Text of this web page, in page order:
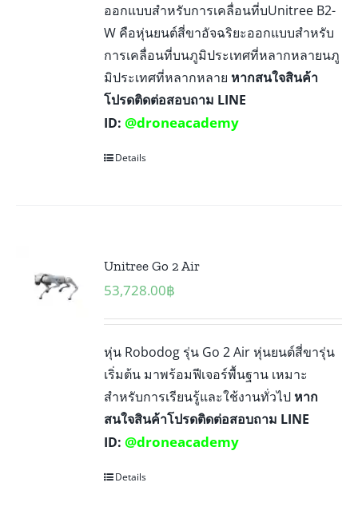
ออกแบบสำหรับการเคลื่อนที่บUnitree B2-
W คือหุ่นยนต์สี่ขาอัจฉริยะออกแบบสำหรับ
การเคลื่อนที่บนภูมิประเทศที่หลากหลายนภู
มิประเทศที่หลากหลาย หากสนใจสินค้า
โปรดติดต่อสอบถาม LINE
ID:@droneacademy
Details
Unitree Go 2 Air
53,728.00฿
หุ่น Robodog รุ่น Go 2 Air หุ่นยนต์สี่ขารุ่น
เริ่มต้น มาพร้อมฟีเจอร์พื้นฐาน เหมาะ
สำหรับการเรียนรู้และใช้งานทั่วไป หาก
สนใจสินค้าโปรดติดต่อสอบถาม LINE
ID:@droneacademy
Details